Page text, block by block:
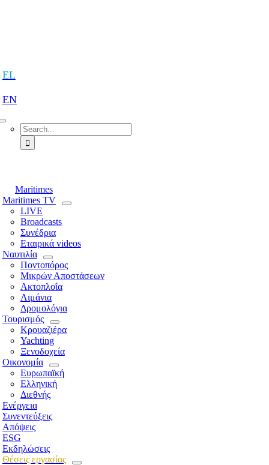
EL
EN
Search
for:
Maritimes
Maritimes TV
LIVE
Broadcasts
Συνέδρια
Εταιρικά videos
Ναυτιλία
Ποντοπόρος
Μικρών Αποστάσεων
Ακτοπλοΐα
Λιμάνια
Δρομολόγια
Τουρισμός
Κρουαζιέρα
Yachting
Ξενοδοχεία
Οικονομία
Ευρωπαϊκή
Ελληνική
Διεθνής
Ενέργεια
Συνεντεύξεις
Απόψεις
ESG
Εκδηλώσεις
Θέσεις εργασίας